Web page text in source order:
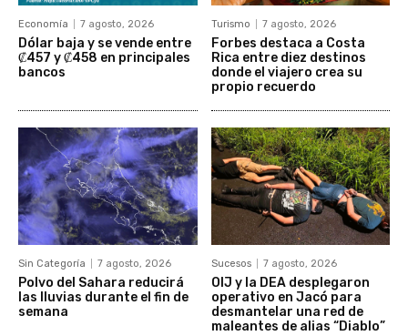
Economía 7 agosto, 2026
Dólar baja y se vende entre
₡457 y ₡458 en principales
bancos
Turismo 7 agosto, 2026
Forbes destaca a Costa
Rica entre diez destinos
donde el viajero crea su
propio recuerdo
Sin Categoría 7 agosto, 2026
Polvo del Sahara reducirá
las lluvias durante el fin de
semana
Sucesos 7 agosto, 2026
OIJ y la DEA desplegaron
operativo en Jacó para
desmantelar una red de
maleantes de alias “Diablo”